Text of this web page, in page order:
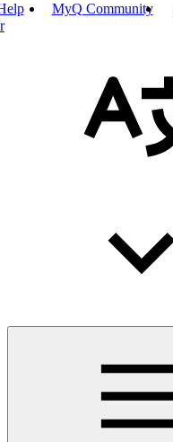
MyQ Community